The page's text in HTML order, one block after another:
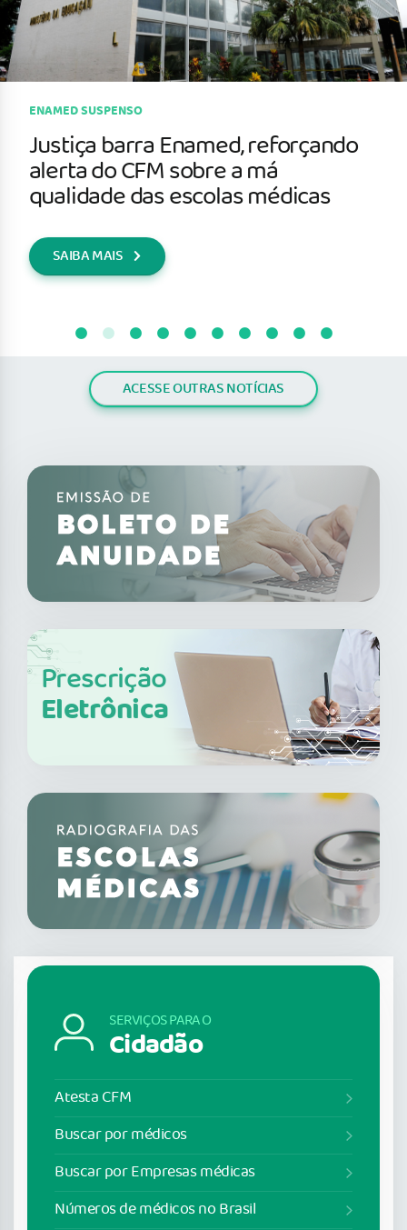
ENAMED SUSPENSO
Justiça barra Enamed, reforçando
alerta do CFM sobre a má
qualidade das escolas médicas
SAIBA MAIS
ACESSE OUTRAS NOTÍCIAS
Prescrição
Eletrônica
SERVIÇOS PARA O
Cidadão
Atesta CFM
Buscar por médicos
Buscar por Empresas médicas
Números de médicos no Brasil